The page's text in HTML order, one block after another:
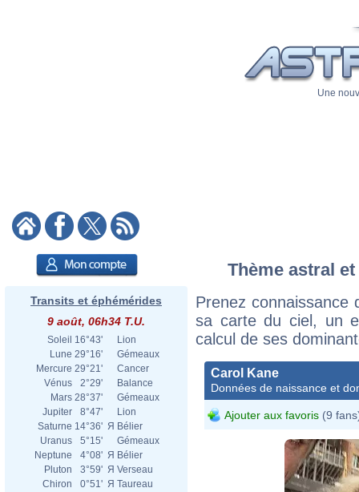
Une
Transits et éphémérides
9 août, 06h34 T.U.
Soleil 16°43'
Lion
Lune 29°16'
Gémeaux
Mercure 29°21'
Cancer
Vénus
2°29'
Balance
Mars 28°37'
Gémeaux
Jupiter
8°47'
Lion
Saturne 14°36' Я Bélier
Uranus
5°15'
Gémeaux
Neptune
4°08' Я Bélier
Pluton
3°59' Я Verseau
Chiron
0°51' Я Taureau
Thème astral
Prenez connaissance
sa carte du ciel, un
calcul de ses
Carol Kane
Données de naissance et
Ajouter aux favoris (9